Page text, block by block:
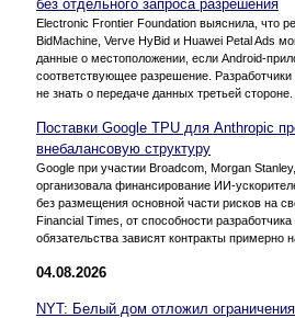
без отдельного запроса разрешения
Electronic Frontier Foundation выяснила, что
BidMachine, Verve HyBid и Huawei Petal Ads
данные о местоположении, если Android-
соответствующее разрешение.
не знать о передаче данных третьей стороне.
Поставки Google TPU для Anthropic
внебалансовую структуру
Google при участии Broadcom, Morgan
организовала финансирование ИИ-
без размещения основной части рисков на
Financial Times, от способности
обязательства зависят контракты примерно
04.08.2026
NYT: Белый дом отложил